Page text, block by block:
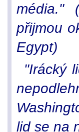
média."
přijmou
Egypt)
"Irácký
lid se na